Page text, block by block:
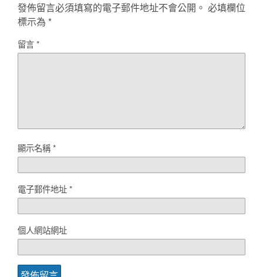
發佈留言必須填寫的電子郵件地址不會公開。 必填欄位
標示為 *
留言*
顯示名稱*
電子郵件地址*
個人網站網址